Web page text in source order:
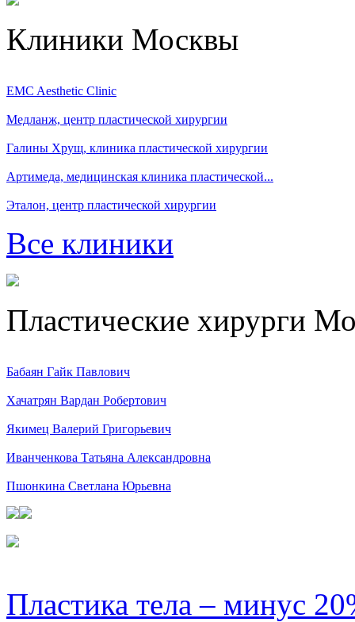
Клиники Москвы
EMC Aesthetic Clinic
Медланж, центр пластической хирургии
Галины Хрущ, клиника пластической хирургии
Артимеда, медицинская клиника пластической...
Эталон, центр пластической хирургии
Все клиники
Пластические хирурги
Бабаян Гайк Павлович
Хачатрян Вардан Робертович
Якимец Валерий Григорьевич
Иванченкова Татьяна Александровна
Пшонкина Светлана Юрьевна
Пластика тела – минус